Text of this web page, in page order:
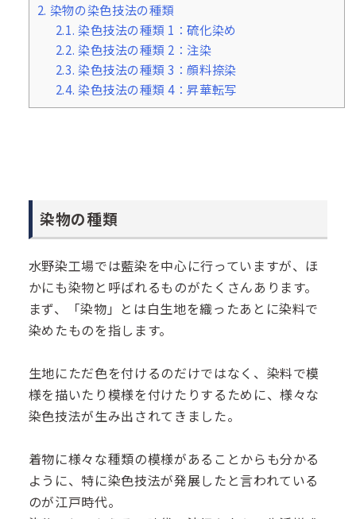
2. 染物の染色技法の種類
2.1. 染色技法の種類 1：硫化染め
2.2. 染色技法の種類 2：注染
2.3. 染色技法の種類 3：顔料捺染
2.4. 染色技法の種類 4：昇華転写
染物の種類
水野染工場では藍染を中心に行っていますが、ほ
かにも染物と呼ばれるものがたくさんあります。
まず、「染物」とは白生地を織ったあとに染料で
染めたものを指します。
生地にただ色を付けるのだけではなく、染料で模
様を描いたり模様を付けたりするために、様々な
染色技法が生み出されてきました。
着物に様々な種類の模様があることからも分かる
ように、特に染色技法が発展したと言われている
のが江戸時代。